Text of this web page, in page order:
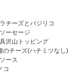
チーズとバジリコ
ーセージ
沢山トッピング
のチーズ(ハチミツなし)
ース
コ